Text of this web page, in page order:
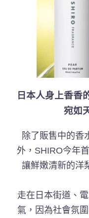
日本人身上香香
宛如
除了販售中的香
外，SHIRO今年
讓鮮嫩清新的洋
走在日本街道、
氣，因為社會氛